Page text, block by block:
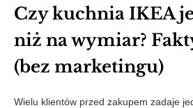
Czy kuchnia IKEA
niż na wymiar?
(bez marketingu)
Wielu klientów przed zakupem zadaje